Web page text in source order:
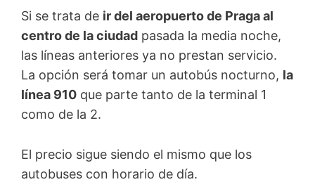
Si se trata de ir del aeropuerto de Praga al
centro de la ciudad pasada la media noche,
las líneas anteriores ya no prestan servicio.
La opción será tomar un autobús nocturno, la
línea 910 que parte tanto de la terminal 1
como de la 2.
El precio sigue siendo el mismo que los
autobuses con horario de día.